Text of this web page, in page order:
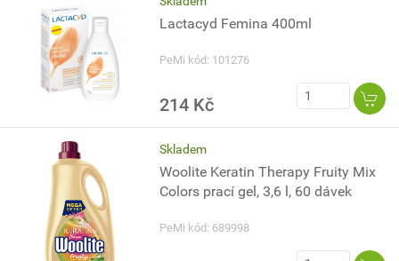
Lactacyd Femina 400ml
PeMi kód: 101276
214 Kč
Skladem
Woolite Keratin Therapy Fruity Mix
Colors prací gel, 3,6 l, 60 dávek
PeMi kód: 689998